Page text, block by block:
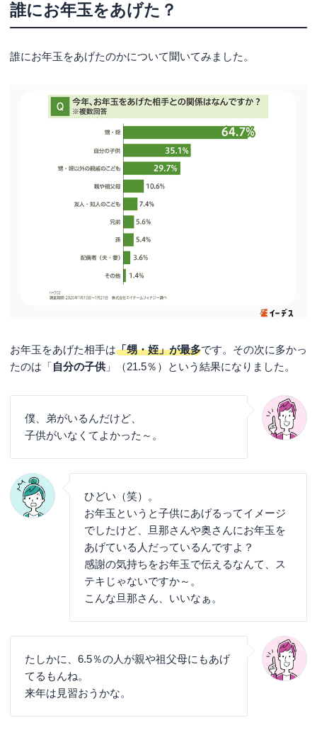
誰にお年玉をあげた？
誰にお年玉をあげたのかについて聞いてみました。
お年玉をあげた相手は「甥・姪」が最多です。その次に多かっ
たのは「自分の子供 」（21.5％）という結果になりました。
僕、弟がいるんだけど、
子供がいなくてよかった～。
ひどい（笑）。
お年玉というと子供にあげるってイメージ
でしたけど、旦那さんや奥さんにお年玉を
あげている人だっているんですよ？
感謝の気持ちをお年玉で伝えるなんて、ス
テキじゃないですか～。
こんな旦那さん、いいなぁ。
たしかに、6.5％の人が親や祖父母にもあげ
てるもんね。
来年は見習おうかな。